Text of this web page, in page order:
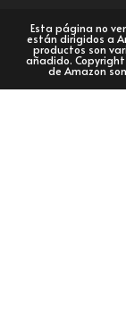
Esta página no
están dirigidos a
productos son
añadido.
de Amazon